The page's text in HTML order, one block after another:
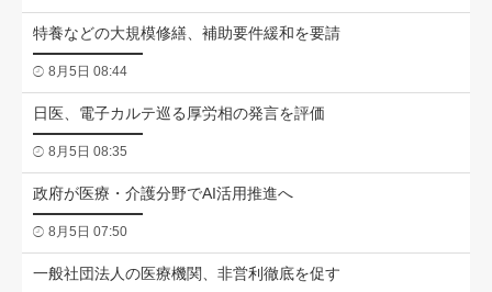
特養などの大規模修繕、補助要件緩和を要請
8月5日 08:44
日医、電子カルテ巡る厚労相の発言を評価
8月5日 08:35
政府が医療・介護分野でAI活用推進へ
8月5日 07:50
一般社団法人の医療機関、非営利徹底を促す